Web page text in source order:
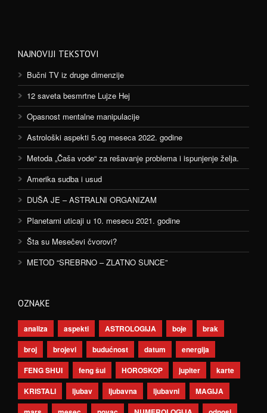
NAJNOVIJI TEKSTOVI
Bučni TV iz druge dimenzije
12 saveta besmrtne Lujze Hej
Opasnost mentalne manipulacije
Astrološki aspekti 5.og meseca 2022. godine
Metoda „Čaša vode“ za rešavanje problema i ispunjenje želja.
Amerika sudba i usud
DUŠA JE – ASTRALNI ORGANIZAM
Planetarni uticaji u 10. mesecu 2021. godine
Šta su Mesečevi čvorovi?
METOD “SREBRNO – ZLATNO SUNCE”
OZNAKE
analiza aspekti ASTROLOGIJA boje
brak
broj
brojevi budućnost datum
energija
FENG SHUI
feng šui HOROSKOP jupiter
karte
KRISTALI
ljubav ljubavna ljubavni
MAGIJA